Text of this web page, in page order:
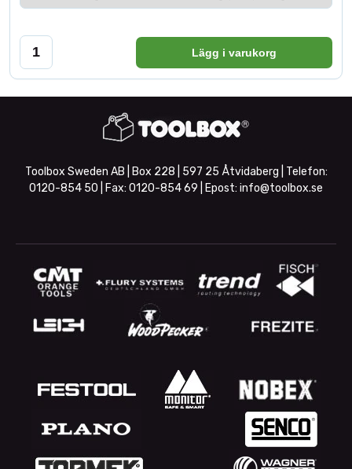
Lägg i varukorg
Toolbox Sweden AB | Box 228 | 597 25 Åtvidaberg | Telefon:
0120-854 50 | Fax: 0120-854 69 | Epost: info@toolbox.se